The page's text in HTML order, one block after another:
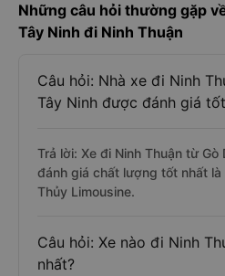
Những câu hỏi thường gặp
Tây Ninh đi Ninh Thuận
Câu hỏi: Nhà xe đi Ninh
Tây Ninh được đánh giá
Trả lời: Xe đi Ninh Thuận từ
đánh giá chất lượng tốt nhất là
Thủy Limousine.
Câu hỏi: Xe nào đi Ninh
nhất?